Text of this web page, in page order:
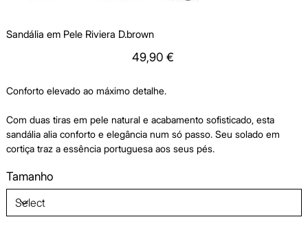
Sandália em Pele Riviera D.brown
Price
49,90 €
Conforto elevado ao máximo detalhe.
Com duas tiras em pele natural e acabamento sofisticado, esta
sandália alia conforto e elegância num só passo. Seu solado em
cortiça traz a essência portuguesa aos seus pés.
Tamanho